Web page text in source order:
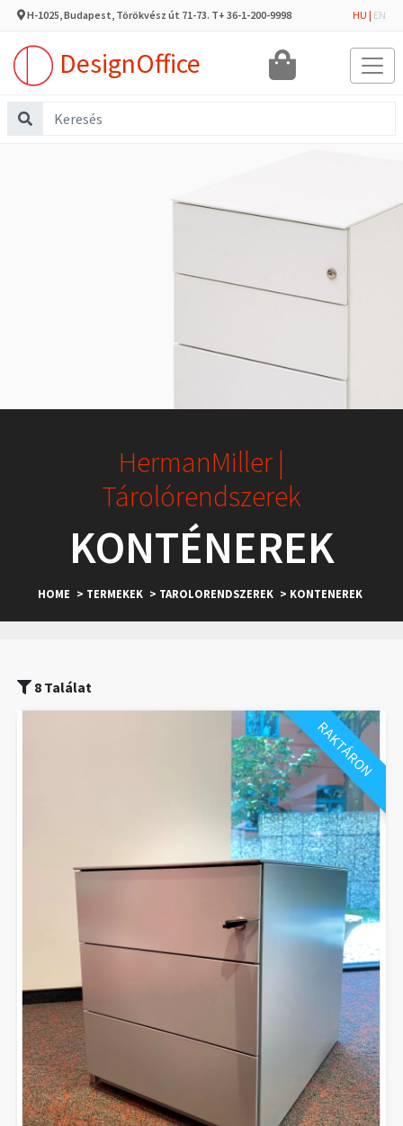
H-1025, Budapest, Törökvész út 71-73. T+ 36-1-200-9998 HU | EN
DesignOffice
HermanMiller |
Tárolórendszerek
KONTÉNEREK
HOME > TERMEKEK > TAROLORENDSZEREK > KONTENEREK
8 Találat
RAKTÁRON